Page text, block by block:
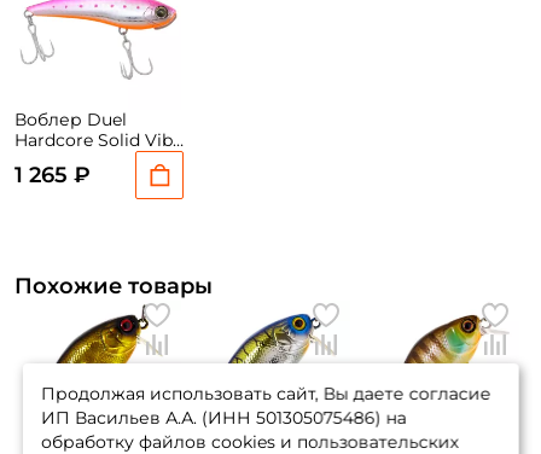
Воблер Duel
Hardcore Solid Vibe
65 6,5см. 20гр. HPI
sinking
1 265 ₽
Похожие товары
Продолжая использовать сайт, Вы даете согласие
ИП Васильев А.А. (ИНН 501305075486) на
обработку файлов cookies и пользовательских